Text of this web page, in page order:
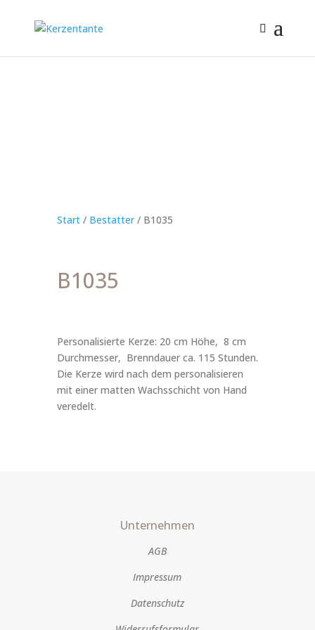
Start/ Bestatter/ B1035
B1035
Personalisierte Kerze: 20 cm Höhe, 8 cm
Durchmesser, Brenndauer ca. 115 Stunden.
Die Kerze wird nach dem personalisieren
mit einer matten Wachsschicht von Hand
veredelt.
Unternehmen
AGB
Impressum
Datenschutz